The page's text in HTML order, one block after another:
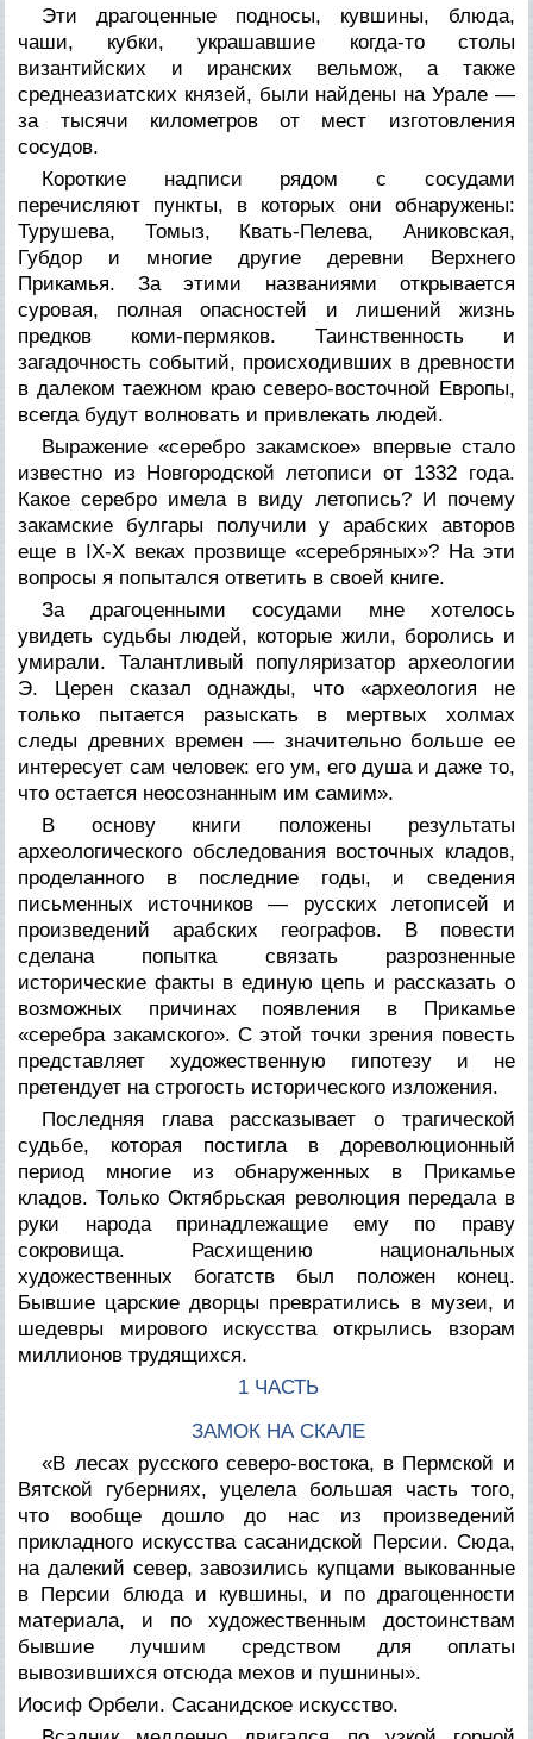
Эти драгоценные подносы, кувшины, блюда,
чаши, кубки, украшавшие когда-то столы
византийских и иранских вельмож, а также
среднеазиатских князей, были найдены на Урале —
за тысячи километров от мест изготовления
сосудов.
Короткие надписи рядом с сосудами
перечисляют пункты, в которых они обнаружены:
Турушева, Томыз, Квать-Пелева, Аниковская,
Губдор и многие другие деревни Верхнего
Прикамья. За этими названиями открывается
суровая, полная опасностей и лишений жизнь
предков коми-пермяков. Таинственность и
загадочность событий, происходивших в древности
в далеком таежном краю северо-восточной Европы,
всегда будут волновать и привлекать людей.
Выражение «серебро закамское» впервые стало
известно из Новгородской летописи от 1332 года.
Какое серебро имела в виду летопись? И почему
закамские булгары получили у арабских авторов
еще в IX-X веках прозвище «серебряных»? На эти
вопросы я попытался ответить в своей книге.
За драгоценными сосудами мне хотелось
увидеть судьбы людей, которые жили, боролись и
умирали. Талантливый популяризатор археологии
Э. Церен сказал однажды, что «археология не
только пытается разыскать в мертвых холмах
следы древних времен — значительно больше ее
интересует сам человек: его ум, его душа и даже то,
что остается неосознанным им самим».
В основу книги положены результаты
археологического обследования восточных кладов,
проделанного в последние годы, и сведения
письменных источников — русских летописей и
произведений арабских географов. В повести
сделана попытка связать разрозненные
исторические факты в единую цепь и рассказать о
возможных причинах появления в Прикамье
«серебра закамского». С этой точки зрения повесть
представляет художественную гипотезу и не
претендует на строгость исторического изложения.
Последняя глава рассказывает о трагической
судьбе, которая постигла в дореволюционный
период многие из обнаруженных в Прикамье
кладов. Только Октябрьская революция передала в
руки народа принадлежащие ему по праву
сокровища. Расхищению национальных
художественных богатств был положен конец.
Бывшие царские дворцы превратились в музеи, и
шедевры мирового искусства открылись взорам
миллионов трудящихся.
1 ЧАСТЬ
ЗАМОК НА СКАЛЕ
«В лесах русского северо-востока, в Пермской и
Вятской губерниях, уцелела большая часть того,
что вообще дошло до нас из произведений
прикладного искусства сасанидской Персии. Сюда,
на далекий север, завозились купцами выкованные
в Персии блюда и кувшины, и по драгоценности
материала, и по художественным достоинствам
бывшие лучшим средством для оплаты
вывозившихся отсюда мехов и пушнины».
Иосиф Орбели. Сасанидское искусство.